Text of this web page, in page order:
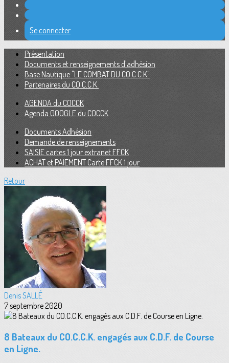
Se connecter
Présentation
Documents et renseignements d'adhésion
Base Nautique "LE COMBAT DU CO.C.C.K"
Partenaires du CO.C.C.K.
AGENDA du COCCK
Agenda GOOGLE du COCCK
Documents Adhésion
Demande de renseignements
SAISIE cartes 1 jour extranet FFCK
ACHAT et PAIEMENT Carte FFCK 1 jour
Retour
Denis SALLÉ
7 septembre 2020
8 Bateaux du CO.C.C.K. engagés aux C.D.F. de Course
en Ligne.